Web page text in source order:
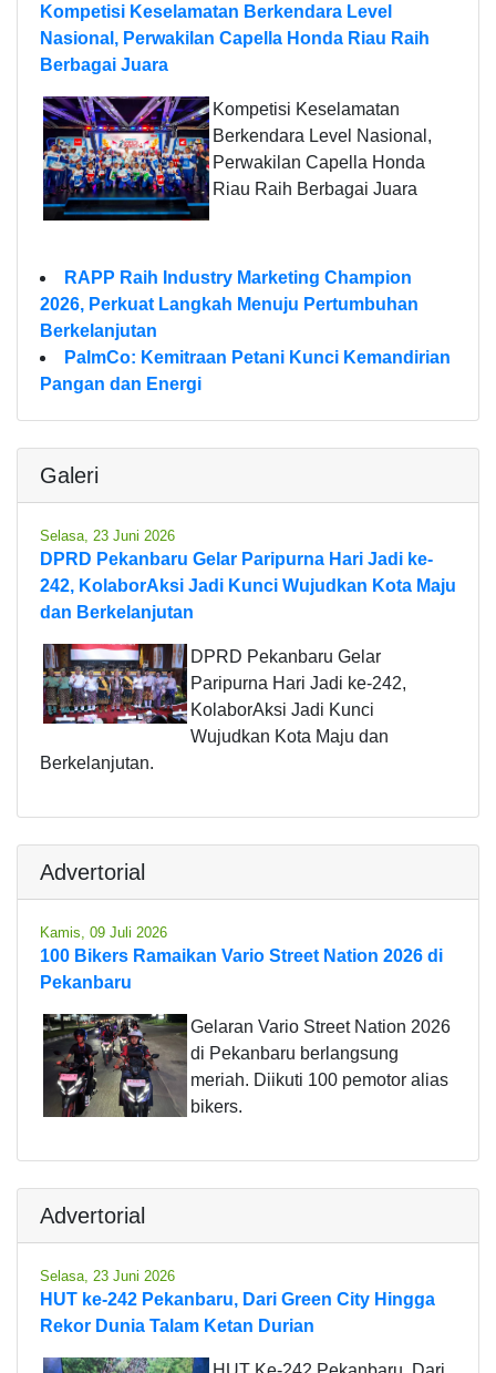
Kompetisi Keselamatan Berkendara Level
Nasional, Perwakilan Capella Honda Riau Raih
Berbagai Juara
Kompetisi Keselamatan
Berkendara Level Nasional,
Perwakilan Capella Honda
Riau Raih Berbagai Juara
RAPP Raih Industry Marketing Champion
2026, Perkuat Langkah Menuju Pertumbuhan
Berkelanjutan
PalmCo: Kemitraan Petani Kunci Kemandirian
Pangan dan Energi
Galeri
Selasa, 23 Juni 2026
DPRD Pekanbaru Gelar Paripurna Hari Jadi ke-
242, KolaborAksi Jadi Kunci Wujudkan Kota Maju
dan Berkelanjutan
DPRD Pekanbaru Gelar
Paripurna Hari Jadi ke-242,
KolaborAksi Jadi Kunci
Wujudkan Kota Maju dan
Berkelanjutan.
Advertorial
Kamis, 09 Juli 2026
100 Bikers Ramaikan Vario Street Nation 2026 di
Pekanbaru
Gelaran Vario Street Nation 2026
di Pekanbaru berlangsung
meriah. Diikuti 100 pemotor alias
bikers.
Advertorial
Selasa, 23 Juni 2026
HUT ke-242 Pekanbaru, Dari Green City Hingga
Rekor Dunia Talam Ketan Durian